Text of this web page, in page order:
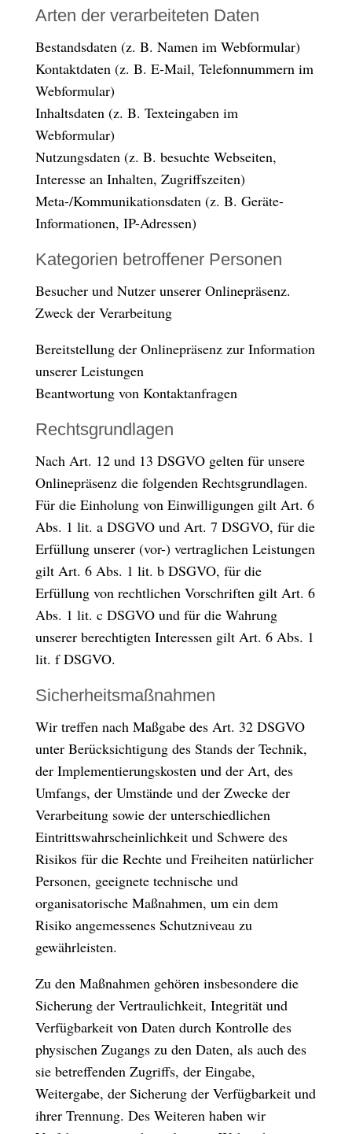
Arten der verarbeiteten Daten
Bestandsdaten (z. B. Namen im Webformular)
Kontaktdaten (z. B. E-Mail, Telefonnummern im
Webformular)
Inhaltsdaten (z. B. Texteingaben im
Webformular)
Nutzungsdaten (z. B. besuchte Webseiten,
Interesse an Inhalten, Zugriffszeiten)
Meta-/Kommunikationsdaten (z. B. Geräte-
Informationen, IP-Adressen)
Kategorien betroffener Personen
Besucher und Nutzer unserer Onlinepräsenz.
Zweck der Verarbeitung
Bereitstellung der Onlinepräsenz zur Information
unserer Leistungen
Beantwortung von Kontaktanfragen
Rechtsgrundlagen
Nach Art. 12 und 13 DSGVO gelten für unsere
Onlinepräsenz die folgenden Rechtsgrundlagen.
Für die Einholung von Einwilligungen gilt Art. 6
Abs. 1 lit. a DSGVO und Art. 7 DSGVO, für die
Erfüllung unserer (vor-) vertraglichen Leistungen
gilt Art. 6 Abs. 1 lit. b DSGVO, für die
Erfüllung von rechtlichen Vorschriften gilt Art. 6
Abs. 1 lit. c DSGVO und für die Wahrung
unserer berechtigten Interessen gilt Art. 6 Abs. 1
lit. f DSGVO.
Sicherheitsmaßnahmen
Wir treffen nach Maßgabe des Art. 32 DSGVO
unter Berücksichtigung des Stands der Technik,
der Implementierungskosten und der Art, des
Umfangs, der Umstände und der Zwecke der
Verarbeitung sowie der unterschiedlichen
Eintrittswahrscheinlichkeit und Schwere des
Risikos für die Rechte und Freiheiten natürlicher
Personen, geeignete technische und
organisatorische Maßnahmen, um ein dem
Risiko angemessenes Schutzniveau zu
gewährleisten.
Zu den Maßnahmen gehören insbesondere die
Sicherung der Vertraulichkeit, Integrität und
Verfügbarkeit von Daten durch Kontrolle des
physischen Zugangs zu den Daten, als auch des
sie betreffenden Zugriffs, der Eingabe,
Weitergabe, der Sicherung der Verfügbarkeit und
ihrer Trennung. Des Weiteren haben wir